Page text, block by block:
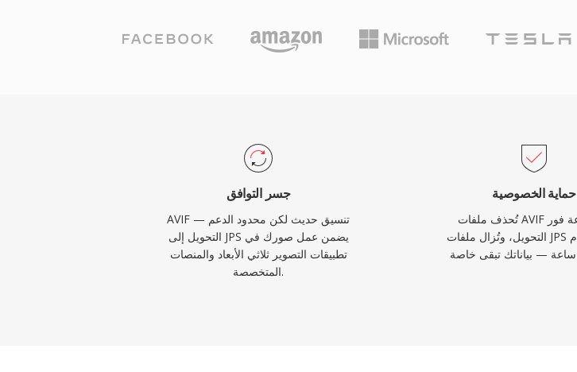
جسر التوافق
AVIF تنسيق حديث لكن محدود الدعم —
التحويل إلى JPS يضمن عمل صورك في
تطبيقات التصوير ثلاثي الأبعاد والمنصات
المتخصصة.
حماية الخصوصية
تُحذف ملفات AVIF المرفوعة فور
التحويل، وتُزال ملفات JPS من الخوادم